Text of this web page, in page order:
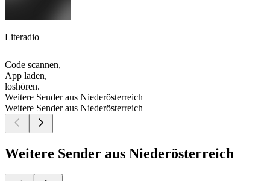
Literadio
Code scannen,
App laden,
loshören.
Weitere Sender aus Niederösterreich
Weitere Sender aus Niederösterreich
Weitere Sender aus Niederösterreich